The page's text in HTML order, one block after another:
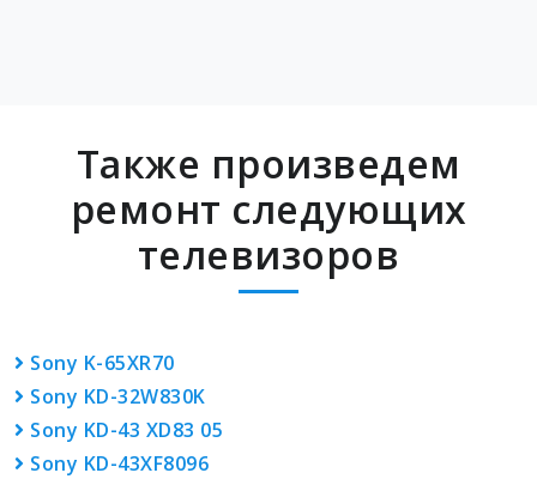
Также произведем
ремонт следующих
телевизоров
Sony K-65XR70
Sony KD-32W830K
Sony KD-43 XD83 05
Sony KD-43XF8096